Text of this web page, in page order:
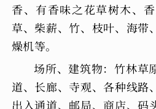
香、有香味之花草树木、
草、柴薪、竹、枝叶、海带
燥机等。
场所、建筑物：竹林草
道、长廊、寺观、各种线路
出入通道、邮局、商店、码